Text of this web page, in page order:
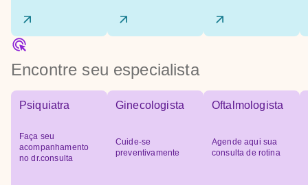
Encontre seu especialista
Psiquiatra
Faça seu
acompanhamento
no dr.consulta
Ginecologista
Cuide-se
preventivamente
Oftalmologista
Agende aqui sua
consulta de rotina